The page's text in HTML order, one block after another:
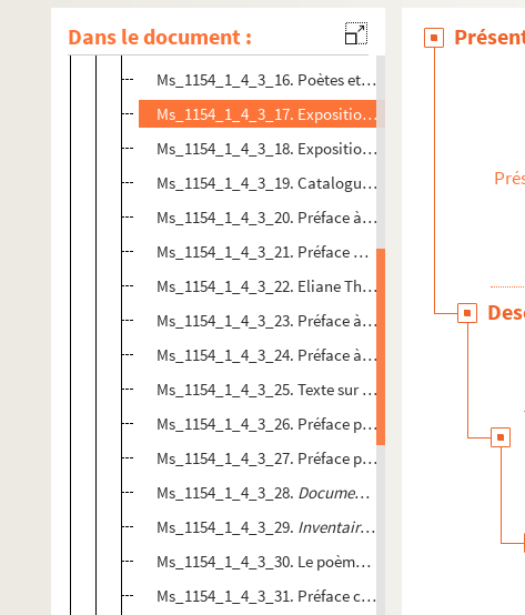
Dans le document :
Ms_1154_1_4_3_14. Préface pour le catalogue de
Ms_1154_1_4_3_15. Portrait de la France (1962)
Ms_1154_1_4_3_16. Poètes et prosateurs du Gard
Ms_1154_1_4_3_17. Exposition Régis Chabal (1962)
Ms_1154_1_4_3_18. Exposition Trésors de
Ms_1154_1_4_3_19. Catalogue de l'exposition Emile
Ms_1154_1_4_3_20. Préface àCent ans de
Ms_1154_1_4_3_21. Préface M. Richard (1962)
Ms_1154_1_4_3_22. Eliane Thiollier (1963 ?)
Ms_1154_1_4_3_23. Préface à un ouvrage sur l'Ile-
Ms_1154_1_4_3_24. Préface àLa vie active de l'Hôtel
Ms_1154_1_4_3_25. Texte sur Marguerite Long (1964)
Ms_1154_1_4_3_26. Préface pour un livre d'Alphonse
Ms_1154_1_4_3_27. Préface pour
Ms_1154_1_4_3_28. Documents du minutier central
Ms_1154_1_4_3_29. Inventaire des documents de la
Ms_1154_1_4_3_30. Le poème du Rhône (1965)
Ms_1154_1_4_3_31. Préface concernant la Salle de